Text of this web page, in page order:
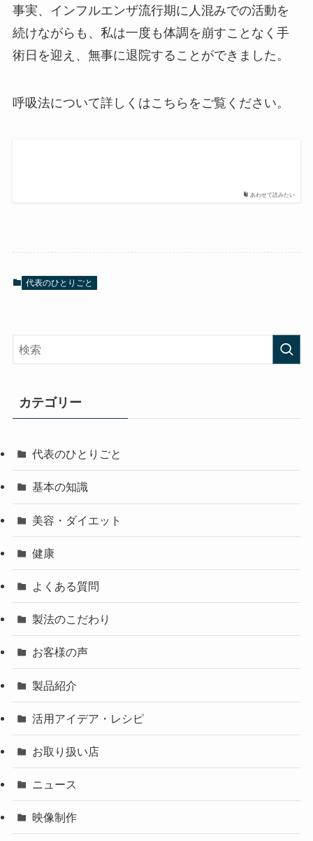
事実、インフルエンザ流行期に人混みでの活動を
続けながらも、私は一度も体調を崩すことなく手
術日を迎え、無事に退院することができました。
呼吸法について詳しくはこちらをご覧ください。
あわせて読みたい
代表のひとりごと
カテゴリー
代表のひとりごと
基本の知識
美容・ダイエット
健康
よくある質問
製法のこだわり
お客様の声
製品紹介
活用アイデア・レシピ
お取り扱い店
ニュース
映像制作